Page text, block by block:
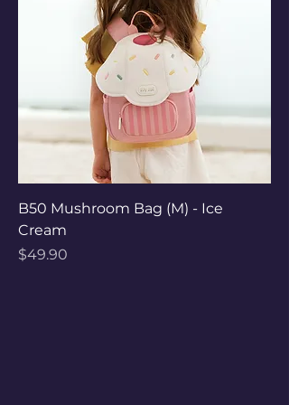
B50 Mushroom Bag (M) - Ice
Cream
Price
$49.90